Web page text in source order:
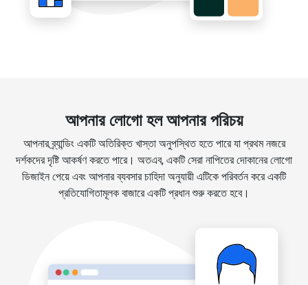
আপনার লোগো হল আপনার পরিচয়
আপনার ব্র্যান্ডিং একটি অতিরিক্ত খাস্তা অনুপস্থিত হতে পারে যা প্রথম নজরে
দর্শকদের দৃষ্টি আকর্ষণ করতে পারে। অতএব, একটি সেরা নাপিতের দোকানের লোগো
ডিজাইন পেয়ে এবং আপনার ব্যবসার চাহিদা অনুযায়ী এটিকে পরিবর্তন করে একটি
প্রতিযোগিতামূলক বাজারে একটি প্রধান শুরু করতে হবে।